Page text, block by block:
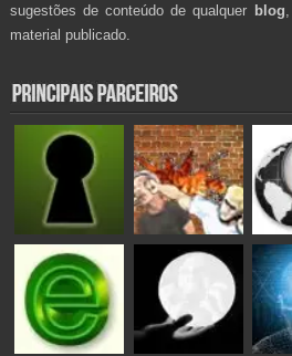
sugestões de conteúdo de qualquer blog
material publicado.